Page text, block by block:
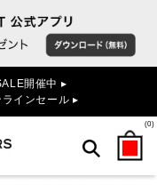
開催中 ▸
インセール ▸
(0)